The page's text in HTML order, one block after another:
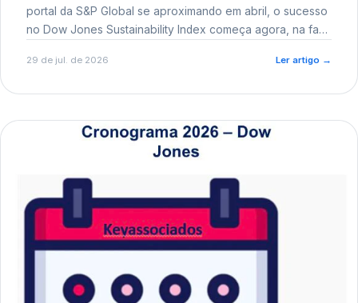
portal da S&P Global se aproximando em abril, o sucesso
no Dow Jones Sustainability Index começa agora, na fase
29 de jul. de 2026 Ler artigo →